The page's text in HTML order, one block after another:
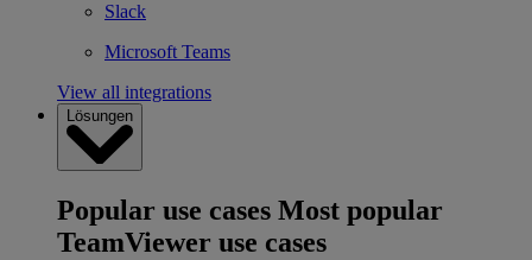
Slack
Microsoft Teams
View all integrations
Lösungen
Popular use cases Most popular
TeamViewer use cases